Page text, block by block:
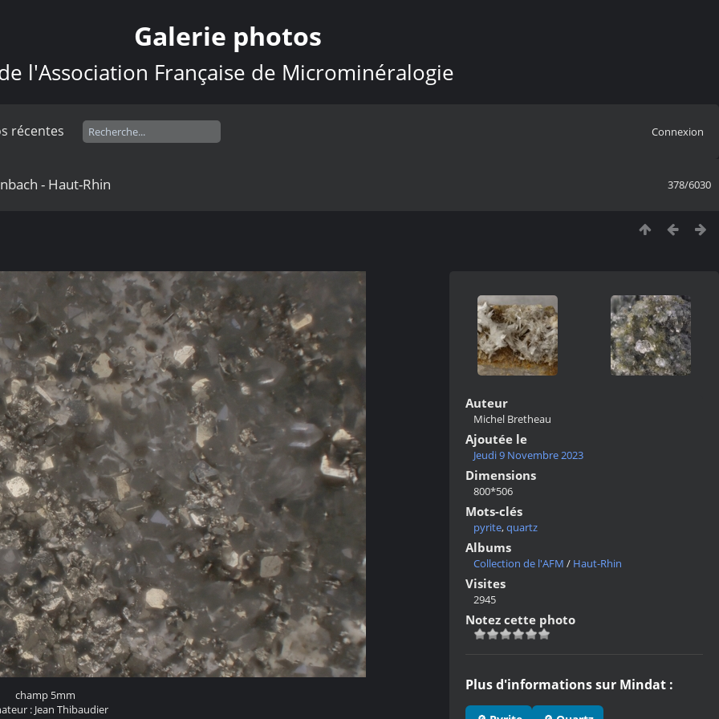
Galerie photos
l'Association Française de Microminéralogie
récentes Connexion
378/6030
- Haut-Rhin
champ 5mm
: Jean Thibaudier
Auteur
Michel Bretheau
Ajoutée le
Jeudi 9 Novembre 2023
Dimensions
800*506
Mots-clés
pyrite,quartz
Albums
Collection de l'AFM / Haut-Rhin
Visites
2945
Notez cette photo
Plus d'informations sur Mindat :